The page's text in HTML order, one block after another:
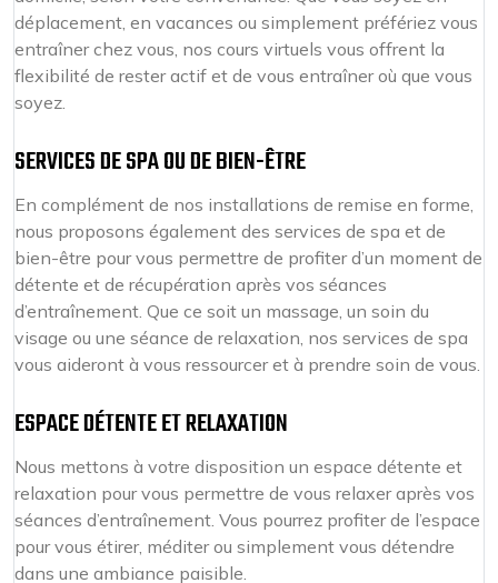
déplacement, en vacances ou simplement préfériez vous
entraîner chez vous, nos cours virtuels vous offrent la
flexibilité de rester actif et de vous entraîner où que vous
soyez.
SERVICES DE SPA OU DE BIEN-ÊTRE
En complément de nos installations de remise en forme,
nous proposons également des services de spa et de
bien-être pour vous permettre de profiter d’un moment de
détente et de récupération après vos séances
d’entraînement. Que ce soit un massage, un soin du
visage ou une séance de relaxation, nos services de spa
vous aideront à vous ressourcer et à prendre soin de vous.
ESPACE DÉTENTE ET RELAXATION
Nous mettons à votre disposition un espace détente et
relaxation pour vous permettre de vous relaxer après vos
séances d’entraînement. Vous pourrez profiter de l’espace
pour vous étirer, méditer ou simplement vous détendre
dans une ambiance paisible.